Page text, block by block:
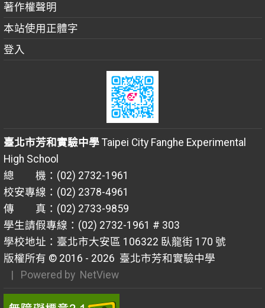
著作權聲明
本站使用正體字
登入
臺北市芳和實驗中學Taipei City Fanghe Experimental
High School
總 機：(02) 2732-1961
校安專線：(02) 2378-4961
傳 真：(02) 2733-9859
學生請假專線：(02) 2732-1961 # 303
學校地址：臺北市大安區 106322 臥龍街 170 號
版權所有 © 2016 - 2026 臺北市芳和實驗中學
| Powered by NetView